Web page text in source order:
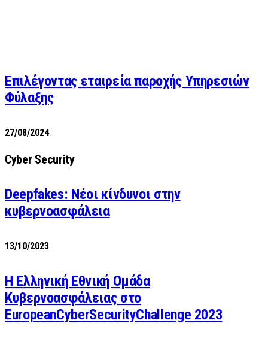
Επιλέγοντας εταιρεία παροχής Υπηρεσιών
Φύλαξης
27/08/2024
Cyber Security
Deepfakes: Νέοι κίνδυνοι στην
κυβερνοασφάλεια
13/10/2023
Η Ελληνική Εθνική Ομάδα
Κυβερνοασφάλειας στο
EuropeanCyberSecurityChallenge 2023